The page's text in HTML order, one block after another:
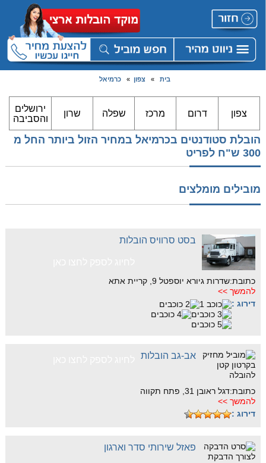
בית » צפון » כרמיאל
צפון דרום מרכז שפלה שרון
ירושלים
והסביבה
הובלת סטודנטים בכרמיאל במחיר הזול ביותר החל מ
300 ש"ח לפריט
מובילים מומלצים
בסט סרוויס הובלות
כתובת:שדרות גיורא יוספטל 9, קריית אתא
להמשך >>
דירוג :
אב-גב הובלות
כתובת:דגל ראובן 31, פתח תקווה
להמשך >>
דירוג :
פאזל שירותי סדר וארגון